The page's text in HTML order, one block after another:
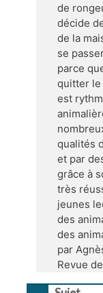
de
décide
de la
se
parce
quitter le
est
qualités
et par
grâce à
très
jeunes
des
des
par
Revue